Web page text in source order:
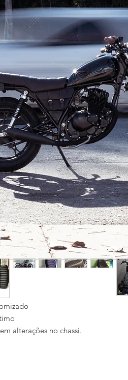
alterações no chassi.